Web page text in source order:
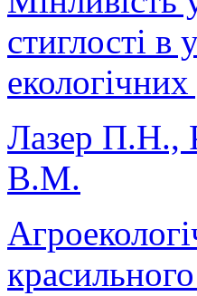
стиглості
Лазер П.Н.,
В.М.